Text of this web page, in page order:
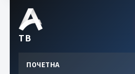
ТВ
ПОЧЕТНА